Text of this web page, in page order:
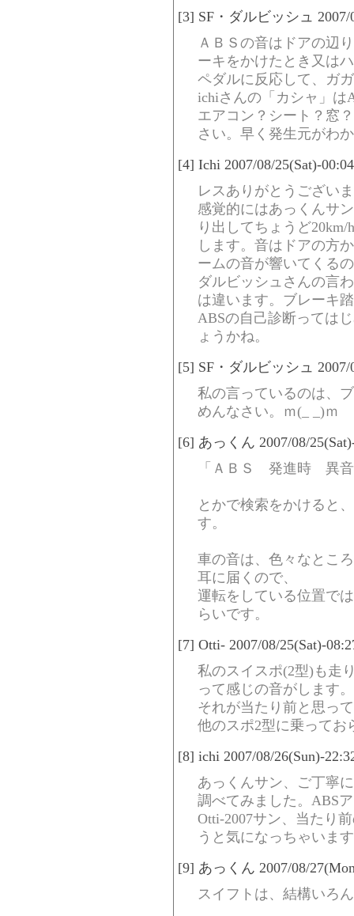
[3] SF・ダルビッシュ
ＡＢＳの音はドアの辺
ーキをかけたとき又は
ペダルに反応して、ガ
ichiさんの「カシャ」は
エアコン？シート？窓
さい。早く発生元がわ
[4] Ichi 2007/08/25(Sat)-
レスありがとうござい
感覚的にはあっくんサ
り出してちょうど
します。音はドアの方
ームの音が響いてくる
ダルビッシュさんの言
は違います。ブレーキ
ABSの自己診断っては
ょうかね。
[5] SF・ダルビッシュ
私の言っているのは、
めんなさい。ｍ(_ _)ｍ
[6] あっくん 2007/08/
「ＡＢＳ 発進時 異
とかで検索をかけると
す。
車の音は、色々なとこ
耳に届くので、
運転をしている位置で
らいです。
[7] Otti- 2007/08/25(Sat)-
私のスイスポ(2型)も走
って感じの音がします。
それが当たり前と思っ
他のスポ2型に乗ってお
[8] ichi 2007/08/26(Sun)-
あっくんサン、ご丁寧
調べてみました。ABS
Otti-2007サン、当たり
うと気になっちゃいま
[9] あっくん 2007/08/
スイフトは、結構いろ